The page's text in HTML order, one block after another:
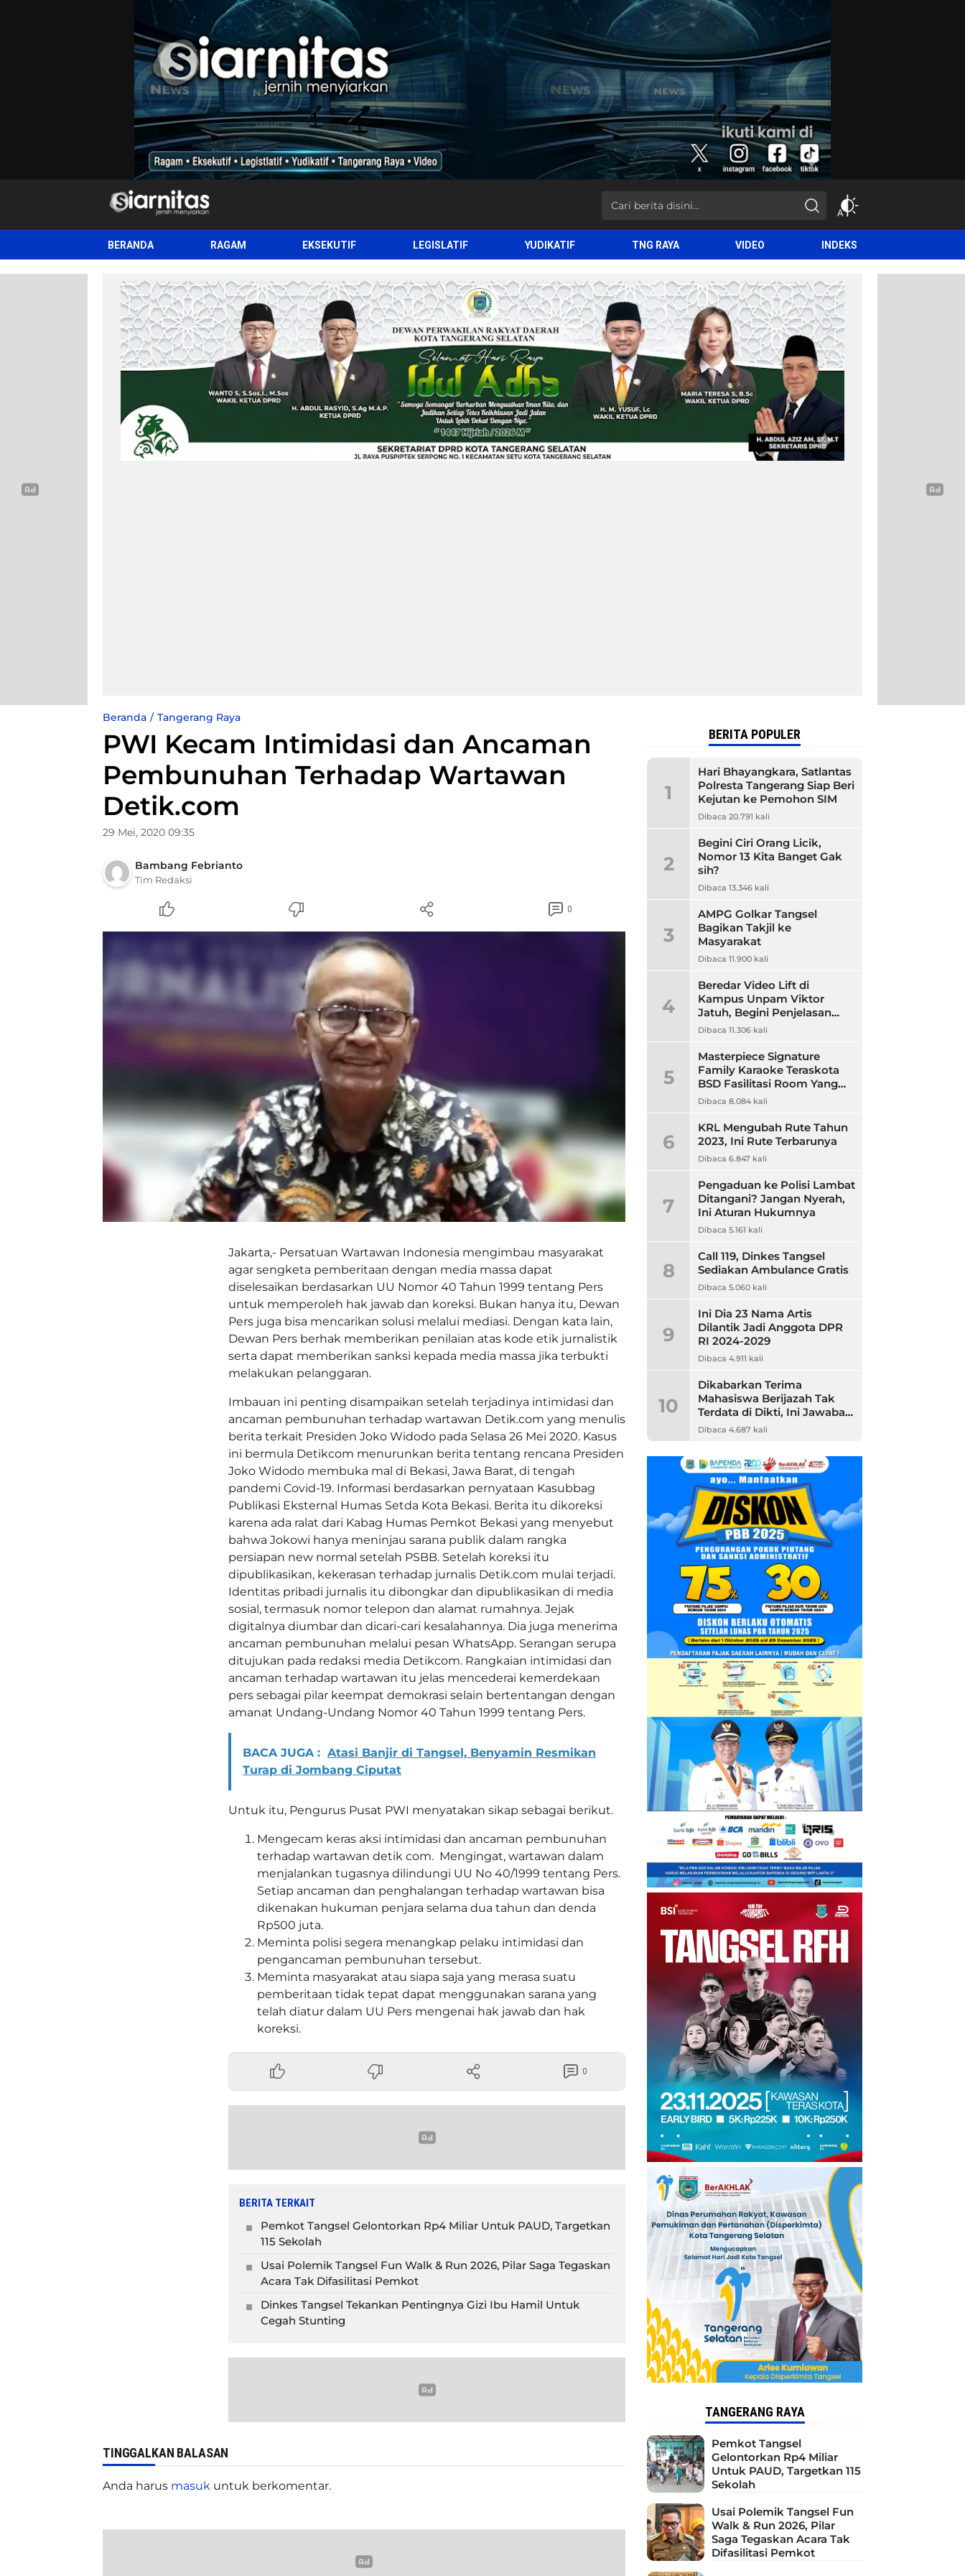
siarnitas
Jernih Menyiarkan
BERANDA RAGAM EKSEKUTIF LEGISLATIF YUDIKATIF TNG RAYA VIDEO INDEKS
Beranda Tangerang Raya
PWI Kecam Intimidasi dan Ancaman
Pembunuhan Terhadap Wartawan
Detik.com
29 Mei, 2020 09:35
Bambang Febrianto
Tim Redaksi
0
Jakarta,- Persatuan Wartawan Indonesia mengimbau masyarakat
agar sengketa pemberitaan dengan media massa dapat
diselesaikan berdasarkan UU Nomor 40 Tahun 1999 tentang Pers
untuk memperoleh hak jawab dan koreksi. Bukan hanya itu, Dewan
Pers juga bisa mencarikan solusi melalui mediasi. Dengan kata lain,
Dewan Pers berhak memberikan penilaian atas kode etik jurnalistik
serta dapat memberikan sanksi kepada media massa jika terbukti
melakukan pelanggaran.
Imbauan ini penting disampaikan setelah terjadinya intimidasi dan
ancaman pembunuhan terhadap wartawan Detik.com yang menulis
berita terkait Presiden Joko Widodo pada Selasa 26 Mei 2020. Kasus
ini bermula Detikcom menurunkan berita tentang rencana Presiden
Joko Widodo membuka mal di Bekasi, Jawa Barat, di tengah
pandemi Covid-19. Informasi berdasarkan pernyataan Kasubbag
Publikasi Eksternal Humas Setda Kota Bekasi. Berita itu dikoreksi
karena ada ralat dari Kabag Humas Pemkot Bekasi yang menyebut
bahwa Jokowi hanya meninjau sarana publik dalam rangka
persiapan new normal setelah PSBB. Setelah koreksi itu
dipublikasikan, kekerasan terhadap jurnalis Detik.com mulai terjadi.
Identitas pribadi jurnalis itu dibongkar dan dipublikasikan di media
sosial, termasuk nomor telepon dan alamat rumahnya. Jejak
digitalnya diumbar dan dicari-cari kesalahannya. Dia juga menerima
ancaman pembunuhan melalui pesan WhatsApp. Serangan serupa
ditujukan pada redaksi media Detikcom. Rangkaian intimidasi dan
ancaman terhadap wartawan itu jelas mencederai kemerdekaan
pers sebagai pilar keempat demokrasi selain bertentangan dengan
amanat Undang-Undang Nomor 40 Tahun 1999 tentang Pers.
BACA JUGA : Atasi Banjir di Tangsel, Benyamin Resmikan
Turap di Jombang Ciputat
Untuk itu, Pengurus Pusat PWI menyatakan sikap sebagai berikut.
Mengecam keras aksi intimidasi dan ancaman pembunuhan
terhadap wartawan detik com. Mengingat, wartawan dalam
menjalankan tugasnya dilindungi UU No 40/1999 tentang Pers.
Setiap ancaman dan penghalangan terhadap wartawan bisa
dikenakan hukuman penjara selama dua tahun dan denda
Rp500 juta.
Meminta polisi segera menangkap pelaku intimidasi dan
pengancaman pembunuhan tersebut.
Meminta masyarakat atau siapa saja yang merasa suatu
pemberitaan tidak tepat dapat menggunakan sarana yang
telah diatur dalam UU Pers mengenai hak jawab dan hak
koreksi.
0
BERITA TERKAIT
Pemkot Tangsel Gelontorkan Rp4 Miliar Untuk PAUD, Targetkan
115 Sekolah
Usai Polemik Tangsel Fun Walk & Run 2026, Pilar Saga Tegaskan
Acara Tak Difasilitasi Pemkot
Dinkes Tangsel Tekankan Pentingnya Gizi Ibu Hamil Untuk
Cegah Stunting
TINGGALKAN BALASAN
Anda harus masuk untuk berkomentar.
BERITA POPULER
1
Hari Bhayangkara, Satlantas
Polresta Tangerang Siap Beri
Kejutan ke Pemohon SIM
Dibaca 20.791 kali
2
Begini Ciri Orang Licik,
Nomor 13 Kita Banget Gak
sih?
Dibaca 13.346 kali
3
AMPG Golkar Tangsel
Bagikan Takjil ke
Masyarakat
Dibaca 11.900 kali
4
Beredar Video Lift di
Kampus Unpam Viktor
Jatuh, Begini Penjelasan
Rektor Unpam
Dibaca 11.306 kali
5
Masterpiece Signature
Family Karaoke Teraskota
BSD Fasilitasi Room Yang
Nyaman dan Harga
Dibaca 8.084 kali
6
KRL Mengubah Rute Tahun
2023, Ini Rute Terbarunya
Dibaca 6.847 kali
7
Pengaduan ke Polisi Lambat
Ditangani? Jangan Nyerah,
Ini Aturan Hukumnya
Dibaca 5.161 kali
8
Call 119, Dinkes Tangsel
Sediakan Ambulance Gratis
Dibaca 5.060 kali
9
Ini Dia 23 Nama Artis
Dilantik Jadi Anggota DPR
RI 2024-2029
Dibaca 4.911 kali
10
Dikabarkan Terima
Mahasiswa Berijazah Tak
Terdata di Dikti, Ini Jawaban
Unpam
Dibaca 4.687 kali
TANGERANG RAYA
Pemkot Tangsel
Gelontorkan Rp4 Miliar
Untuk PAUD, Targetkan 115
Sekolah
Usai Polemik Tangsel Fun
Walk & Run 2026, Pilar
Saga Tegaskan Acara Tak
Difasilitasi Pemkot